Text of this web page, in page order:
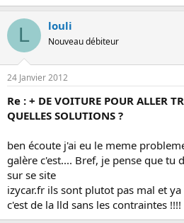
L louli
Nouveau débiteur
24 Janvier 2012
Re : + DE VOITURE POUR ALLER
QUELLES SOLUTIONS ?
ben écoute j'ai eu le meme
galère c'est.... Bref, je pense que tu
sur se site
izycar.fr ils sont plutot pas mal et
c'est de la lld sans les contraintes !!!!